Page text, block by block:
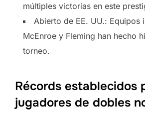
múltiples victorias en este
Abierto de EE. UU.: Equipos
McEnroe y Fleming han hecho
torneo.
Récords establecidos
jugadores de dobles